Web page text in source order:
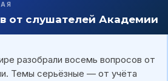
от слушателей Академии
разобрали восемь вопросов от
Темы серьёзные — от учёта